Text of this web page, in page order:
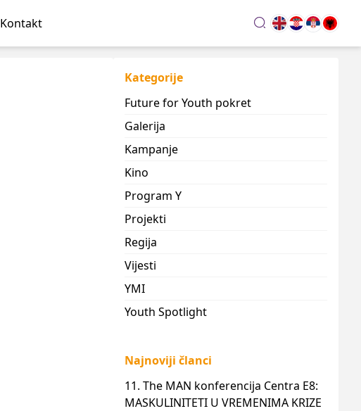
Kontakt search
Kategorije
Future for Youth pokret
Galerija
Kampanje
Kino
Program Y
Projekti
Regija
Vijesti
YMI
Youth Spotlight
Najnoviji članci
11. The MAN konferencija Centra E8:
MASKULINITETI U VREMENIMA KRIZE